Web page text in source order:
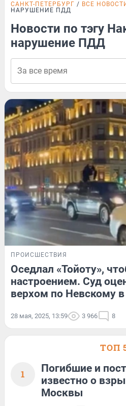
САНКТ-ПЕТЕРБУРГ ВСЕ
НАРУШЕНИЕ ПДД
Новости по тэгу
нарушение ПДД
ПРОИСШЕСТВИЯ
Оседлал «Тойоту»,
настроением. Суд
верхом по Невскому в
28 мая, 2025, 13:59 3 966 8
ТОП
1
Погибшие и
известно о
Москвы